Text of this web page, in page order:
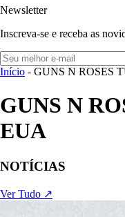
Newsletter
Inscreva-se e receba as
Início - GUNS N ROSES
GUNS N
EUA
NOTÍCIAS
Ver Tudo ↗